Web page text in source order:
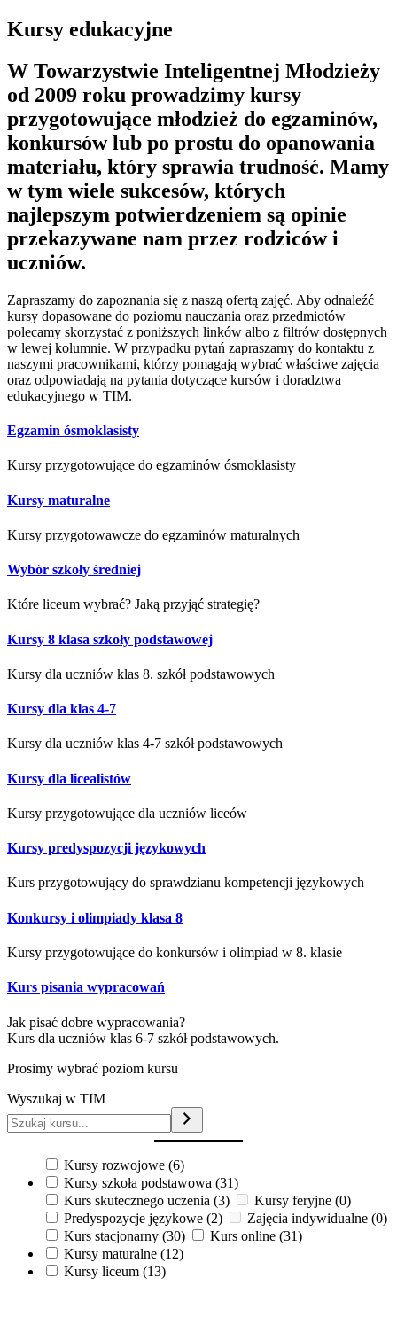
Kursy edukacyjne
W Towarzystwie Inteligentnej Młodzieży
od 2009 roku prowadzimy kursy
przygotowujące młodzież do egzaminów,
konkursów lub po prostu do opanowania
materiału, który sprawia trudność. Mamy
w tym wiele sukcesów, których
najlepszym potwierdzeniem są opinie
przekazywane nam przez rodziców i
uczniów.
Zapraszamy do zapoznania się z naszą ofertą zajęć. Aby odnaleźć
kursy dopasowane do poziomu nauczania oraz przedmiotów
polecamy skorzystać z poniższych linków albo z filtrów dostępnych
w lewej kolumnie. W przypadku pytań zapraszamy do kontaktu z
naszymi pracownikami, którzy pomagają wybrać właściwe zajęcia
oraz odpowiadają na pytania dotyczące kursów i doradztwa
edukacyjnego w TIM.
Egzamin ósmoklasisty
Kursy przygotowujące do egzaminów ósmoklasisty
Kursy maturalne
Kursy przygotowawcze do egzaminów maturalnych
Wybór szkoły średniej
Które liceum wybrać? Jaką przyjąć strategię?
Kursy 8 klasa szkoły podstawowej
Kursy dla uczniów klas 8. szkół podstawowych
Kursy dla klas 4-7
Kursy dla uczniów klas 4-7 szkół podstawowych
Kursy dla licealistów
Kursy przygotowujące dla uczniów liceów
Kursy predyspozycji językowych
Kurs przygotowujący do sprawdzianu kompetencji językowych
Konkursy i olimpiady klasa 8
Kursy przygotowujące do konkursów i olimpiad w 8. klasie
Kurs pisania wypracowań
Jak pisać dobre wypracowania?
Kurs dla uczniów klas 6-7 szkół podstawowych.
Prosimy wybrać poziom kursu
Wyszukaj w TIM
Kursy rozwojowe (6)
Kursy szkoła podstawowa (31)
Kurs skutecznego uczenia (3) Kursy feryjne (0)
Predyspozycje językowe (2) Zajęcia indywidualne (0)
Kurs stacjonarny (30) Kurs online (31)
Kursy maturalne (12)
Kursy liceum (13)